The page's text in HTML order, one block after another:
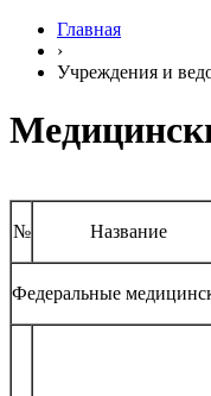
Главная
›
Учреждения и
№ Название
Федеральные